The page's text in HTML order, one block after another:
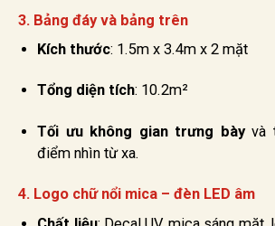
3. Bảng đáy và bảng trên
Kích thước: 1.5m x 3.4m x 2 mặt
Tổng diện tích: 10.2m²
Tối ưu không gian trưng bàyvà
điểm nhìn từ xa.
4. Logo chữ nổi mica – đèn LED âm